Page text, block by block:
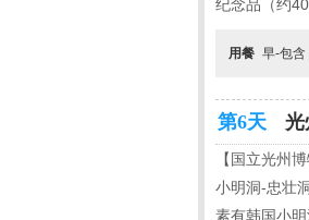
纪念品（约
用餐 早-包含
第6天 光
【国立光州
小明洞-忠壮
素有韩国小